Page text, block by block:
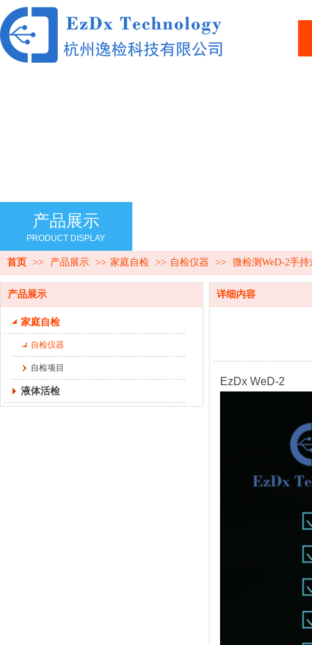
产品展示
PRODUCT DISPLAY
首页 >> 产品展示 >> 家庭自检 >> 自检仪器 >> 微检测WeD-2手
产品展示
家庭自检
自检仪器
自检项目
液体活检
详细内容
EzDx WeD-2